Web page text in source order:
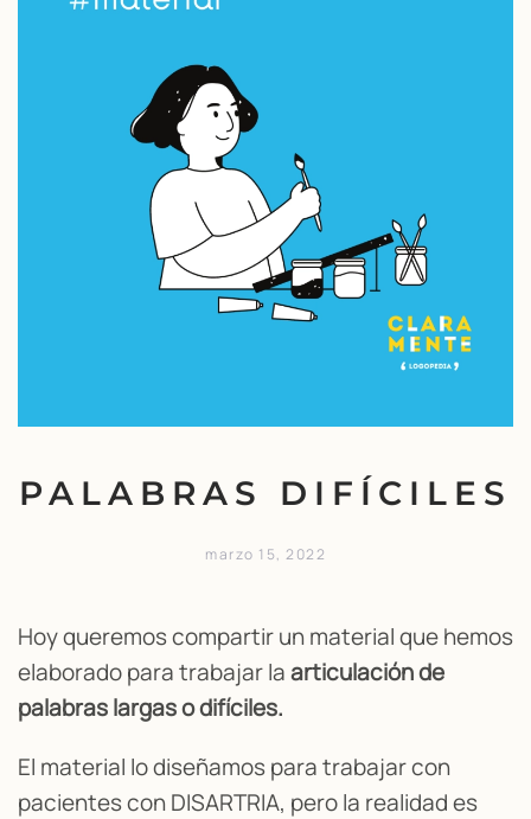
PALABRAS DIFÍCILES
marzo 15, 2022
Hoy queremos compartir un material que hemos
elaborado para trabajar laarticulación de
palabras largas o difíciles.
El material lo diseñamos para trabajar con
pacientes con DISARTRIA, pero la realidad es